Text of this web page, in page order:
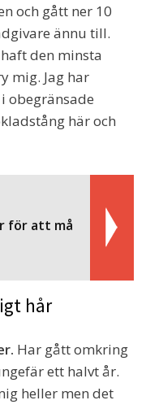
och gått ner 10
ännu till.
den minsta
mig. Jag har
obegränsade
här och
för att må
hår
Har gått omkring
ett halvt år.
heller men det